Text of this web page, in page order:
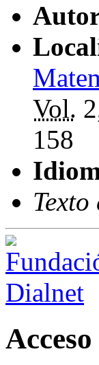
Vol.
158